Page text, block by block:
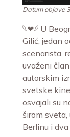
Datum objave
𓆩❤︎𓆪 U
Gilić, jedan
scenarista,
uvaženi
autorskim
svetske
osvajali su
širom sveta,
Berlinu i